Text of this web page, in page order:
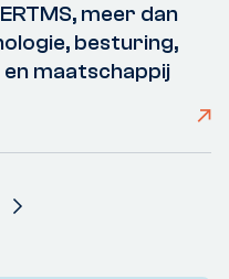
meer dan
besturing,
maatschappij